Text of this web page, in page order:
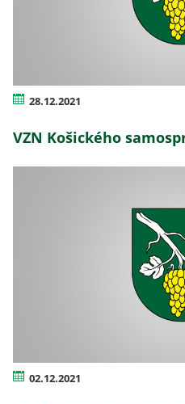
28.12.2021
VZN Košického
02.12.2021